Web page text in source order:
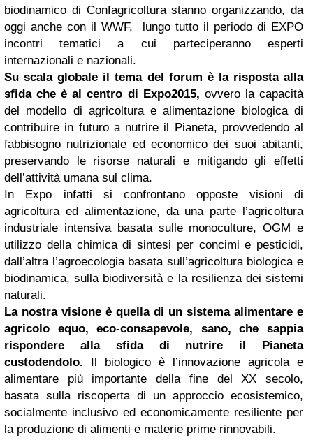
biodinamico di Confagricoltura stanno organizzando, da
oggi anche con il WWF, lungo tutto il periodo di EXPO
incontri tematici a cui parteciperanno esperti
internazionali e nazionali.
Su scala globale il tema del forum è la risposta alla
sfida che è al centro di Expo2015, ovvero la capacità
del modello di agricoltura e alimentazione biologica di
contribuire in futuro a nutrire il Pianeta, provvedendo al
fabbisogno nutrizionale ed economico dei suoi abitanti,
preservando le risorse naturali e mitigando gli effetti
dell’attività umana sul clima.
In Expo infatti si confrontano opposte visioni di
agricoltura ed alimentazione, da una parte l’agricoltura
industriale intensiva basata sulle monoculture, OGM e
utilizzo della chimica di sintesi per concimi e pesticidi,
dall’altra l’agroecologia basata sull’agricoltura biologica e
biodinamica, sulla biodiversità e la resilienza dei sistemi
naturali.
La nostra visione è quella di un sistema alimentare e
agricolo equo, eco-consapevole, sano, che sappia
rispondere alla sfida di nutrire il Pianeta
custodendolo. Il biologico è l’innovazione agricola e
alimentare più importante della fine del XX secolo,
basata sulla riscoperta di un approccio ecosistemico,
socialmente inclusivo ed economicamente resiliente per
la produzione di alimenti e materie prime rinnovabili.